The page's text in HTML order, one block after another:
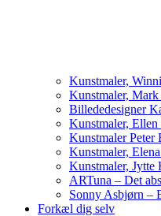
Kunstmaler,
Kunstmaler, Mark
Billededesigner
Kunstmaler,
Kunstmaler Peter
Kunstmaler,
Kunstmaler, Jytte
ARTuna – Det
Sonny Asbjørn –
Forkæl dig selv